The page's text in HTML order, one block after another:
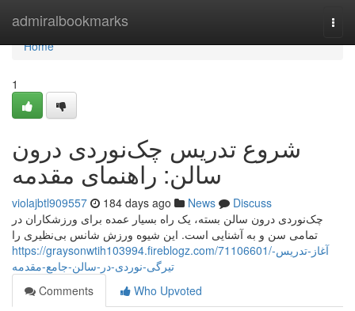
admiralbookmarks
Home
Home
1
شروع تدریس چک‌نوردی درون
سالن: راهنمای مقدمه
violajbtl909557 184 days ago News
Discuss
چک‌نوردی درون سالن بسته، یک راه بسیار عمده برای ورزشکاران در
تمامی سن و به آشنایی است. این شیوه‌ ورزش شانس بی‌نظیری را
https://graysonwtih103994.fireblogz.com/71106601/آغاز-تدریس-
تیرگی-نوردی-در-سالن-جامع-مقدمه
Comments
Who Upvoted